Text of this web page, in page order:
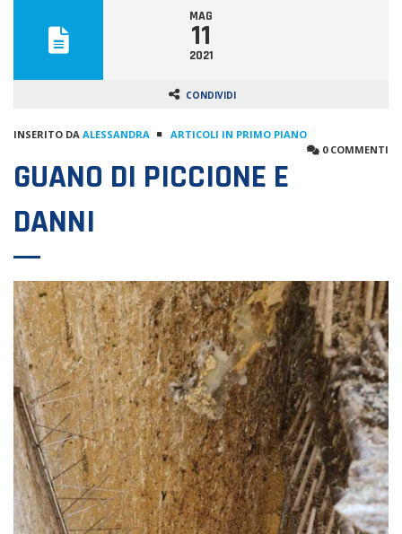
MAG
11
2021
CONDIVIDI
INSERITO DA ALESSANDRA
ARTICOLI IN PRIMO PIANO
0 COMMENTI
GUANO DI PICCIONE E
DANNI